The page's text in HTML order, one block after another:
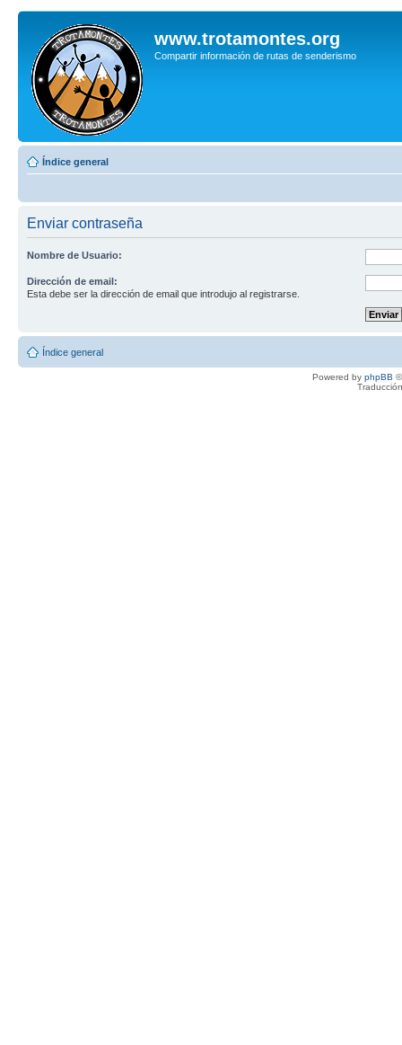
www.trotamontes.org
Compartir información de rutas de senderismo
Índice general
Enviar contraseña
Nombre de Usuario:
Dirección de email:
Esta debe ser la dirección de email que introdujo al registrarse.
Índice general
Powered by phpBB